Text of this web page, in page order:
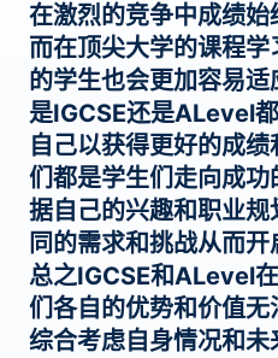
在激烈的竞争中成绩
而在顶尖大学的课程
的学生也会更加容易
是IGCSE还是ALevel
自己以获得更好的成
们都是学生们走向成
据自己的兴趣和职业
同的需求和挑战从而开
总之IGCSE和ALevel
们各自的优势和价值
综合考虑自身情况和